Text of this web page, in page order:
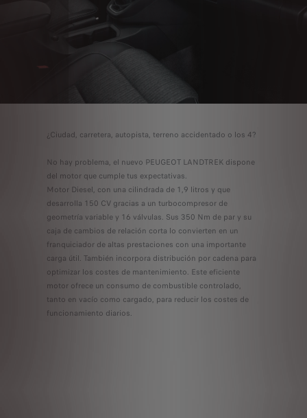
¿Ciudad, carretera, autopista, terreno accidentado o los 4?
No hay problema, el nuevo PEUGEOT LANDTREK dispone
del motor que cumple tus expectativas.
Motor Diesel, con una cilindrada de 1,9 litros y que
desarrolla 150 CV gracias a un turbocompresor de
geometría variable y 16 válvulas. Sus 350 Nm de par y su
caja de cambios de relación corta lo convierten en un
franquiciador de altas prestaciones con una importante
carga útil. También incorpora distribución por cadena para
optimizar los costes de mantenimiento. Este eficiente
motor ofrece un consumo de combustible controlado,
tanto en vacío como cargado, para reducir los costes de
funcionamiento diarios.